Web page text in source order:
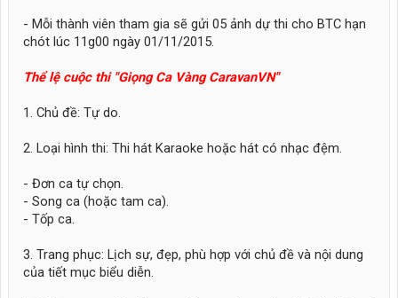
- Mỗi thành viên tham gia sẽ gửi 05 ảnh dự thi cho BTC hạn
chót lúc 11g00 ngày 01/11/2015.
Thể lệ cuộc thi "Giọng Ca Vàng CaravanVN"
1. Chủ đề: Tự do.
2. Loại hình thi: Thi hát Karaoke hoặc hát có nhạc đệm.
- Đơn ca tự chọn.
- Song ca (hoặc tam ca).
- Tốp ca.
3. Trang phục: Lịch sự, đẹp, phù hợp với chủ đề và nội dung
của tiết mục biểu diễn.